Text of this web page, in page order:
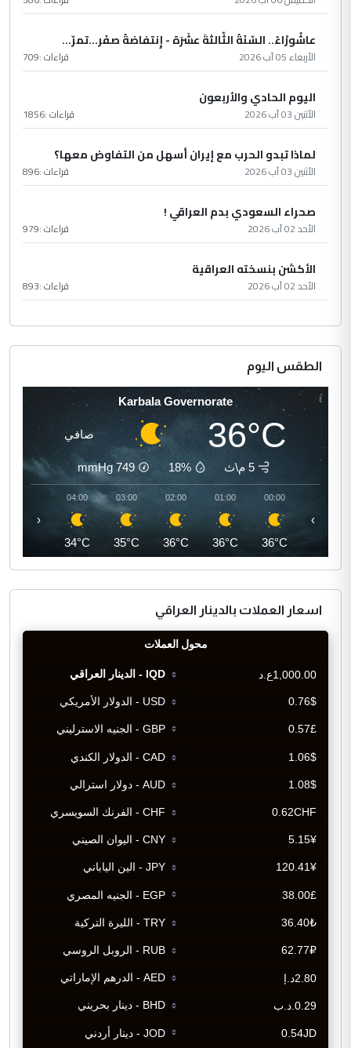
عاشُورْاءُ.. السّنَةُ الثّالثةَ عشَرَة - إِنتفاضةُ صفَر…تمرّ...
الأربعاء 05 آب 2026 قراءات :709
اليوم الحادي والأربعون
الأثنين 03 آب 2026 قراءات :1856
لماذا تبدو الحرب مع إيران أسهل من التفاوض معها؟
الأثنين 03 آب 2026 قراءات :896
صحراء السعودي بدم العراقي !
الأحد 02 آب 2026 قراءات :979
الأكشن بنسخته العراقية
الأحد 02 آب 2026 قراءات :893
الطقس اليوم
Karbala Governorate
36°C صافي
5 م\ث 18%
749
mmHg
00:00
36°C
01:00
36°C
02:00
36°C
03:00
35°C
04:00
34°C
‹ ›
اسعار العملات بالدينار العراقي